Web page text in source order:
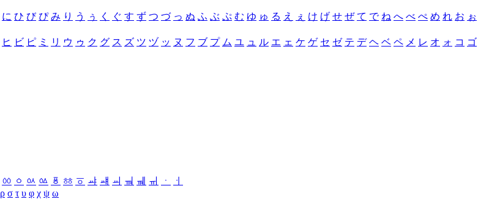
に ひ び ぴ み り う ぅ く ぐ す ず つ づ っ ぬ ふ ぶ ぷ む ゆ ゅ る え ぇ け げ せ ぜ て で ね へ べ ぺ め れ お ぉ
ヒ ビ ピ ミ リ ウ ゥ ク グ ス ズ ツ ヅ ッ ヌ フ ブ プ ム ユ ュ ル エ ェ ケ ゲ セ ゼ テ デ ヘ ベ ペ メ レ オ ォ コ ゴ
ㆀ ㆁ ㆂ ㆃ ㆄ ㆅ ㆆ ㆇ ㆈ ㆉ ㆊ ㆋ ㆌ ㆍ
ㆎ
ρ σ τ υ φ χ ψ ω